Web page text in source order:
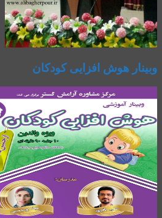
وبینار هوش افزایی کودکان